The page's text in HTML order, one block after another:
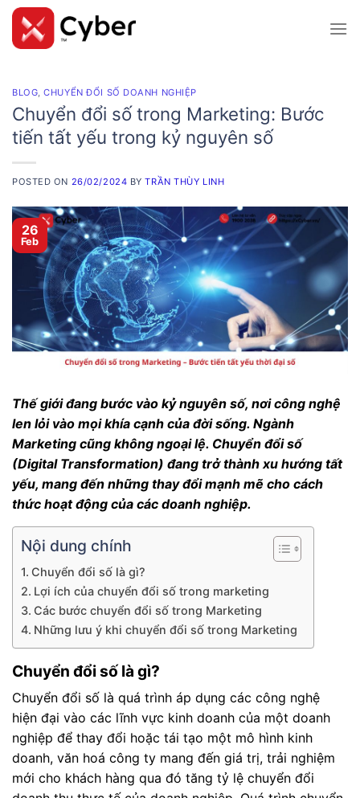
Skip
content
BLOG,CHUYỂN ĐỔI SỐ DOANH NGHIỆP
Chuyển đổi số trong Marketing: Bước
tiến tất yếu trong kỷ nguyên số
POSTED ON 26/02/2024 BYTRẦN THÙY LINH
26
Feb
Thế giới đang bước vào kỷ nguyên số, nơi công nghệ
len lỏi vào mọi khía cạnh của đời sống. Ngành
Marketing cũng không ngoại lệ. Chuyển đổi số
(Digital Transformation) đang trở thành xu hướng tất
yếu, mang đến những thay đổi mạnh mẽ cho cách
thức hoạt động của các doanh nghiệp.
Nội dung chính
Chuyển đổi số là gì?
Lợi ích của chuyển đổi số trong marketing
Các bước chuyển đổi số trong Marketing
Những lưu ý khi chuyển đổi số trong Marketing
Chuyển đổi số là gì?
Chuyển đổi số là quá trình áp dụng các công nghệ
hiện đại vào các lĩnh vực kinh doanh của một doanh
nghiệp để thay đổi hoặc tái tạo một mô hình kinh
doanh, văn hoá công ty mang đến giá trị, trải nghiệm
mới cho khách hàng qua đó tăng tỷ lệ chuyển đổi